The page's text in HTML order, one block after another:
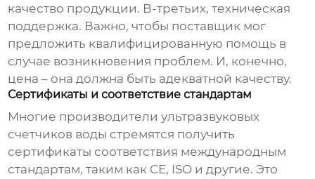
качество продукции. В-третьих, техническая
поддержка. Важно, чтобы поставщик мог
предложить квалифицированную помощь в
случае возникновения проблем. И, конечно,
цена – она должна быть адекватной качеству.
Сертификаты и соответствие стандартам
Многие производителиультразвуковых
счетчиков воды стремятся получить
сертификаты соответствия международным
стандартам, таким как CE, ISO и другие. Это